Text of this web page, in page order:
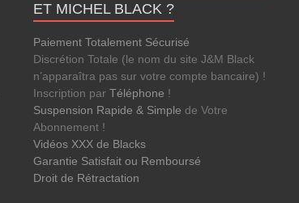
ET MICHEL BLACK ?
Paiement Totalement Sécurisé
Discrétion Totale (le nom du site J&M Black
n’apparaîtra pas sur votre compte bancaire) !
Inscription par Téléphone !
Suspension Rapide & Simple de Votre
Abonnement !
Vidéos XXX de Blacks
Garantie Satisfait ou Remboursé
Droit de Rétractation